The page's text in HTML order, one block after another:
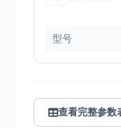
型号
查看完整参数